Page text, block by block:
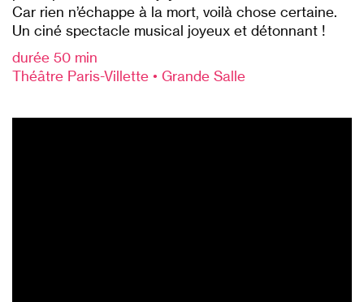
Car rien n’échappe à la mort, voilà chose certaine.
Un ciné spectacle musical joyeux et détonnant !
durée 50 min
Théâtre Paris-Villette • Grande Salle